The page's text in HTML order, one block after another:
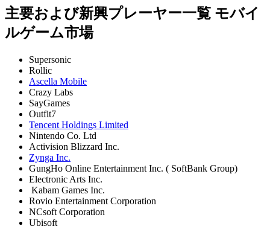
主要および新興プレーヤー一覧 モバイ
ルゲーム市場
Supersonic
Rollic
Ascella Mobile
Crazy Labs
SayGames
Outfit7
Tencent Holdings Limited
Nintendo Co. Ltd
Activision Blizzard Inc.
Zynga Inc.
GungHo Online Entertainment Inc. ( SoftBank Group)
Electronic Arts Inc.
Kabam Games Inc.
Rovio Entertainment Corporation
NCsoft Corporation
Ubisoft